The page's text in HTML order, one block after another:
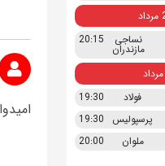
نساجی
مازندران
20:15
فولاد
19:30
پرسپولیس
19:30
ملوان 20:00